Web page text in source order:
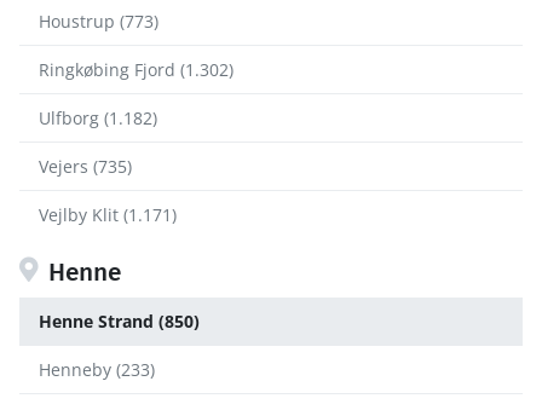
Houstrup (773)
Ringkøbing Fjord (1.302)
Ulfborg (1.182)
Vejers (735)
Vejlby Klit (1.171)
Henne
Henne Strand (850)
Henneby (233)